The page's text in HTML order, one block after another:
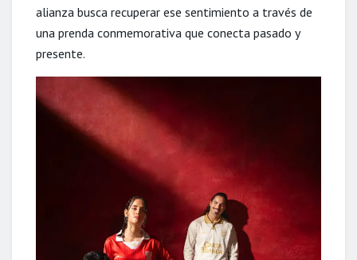
alianza busca recuperar ese sentimiento a través de
una prenda conmemorativa que conecta pasado y
presente.